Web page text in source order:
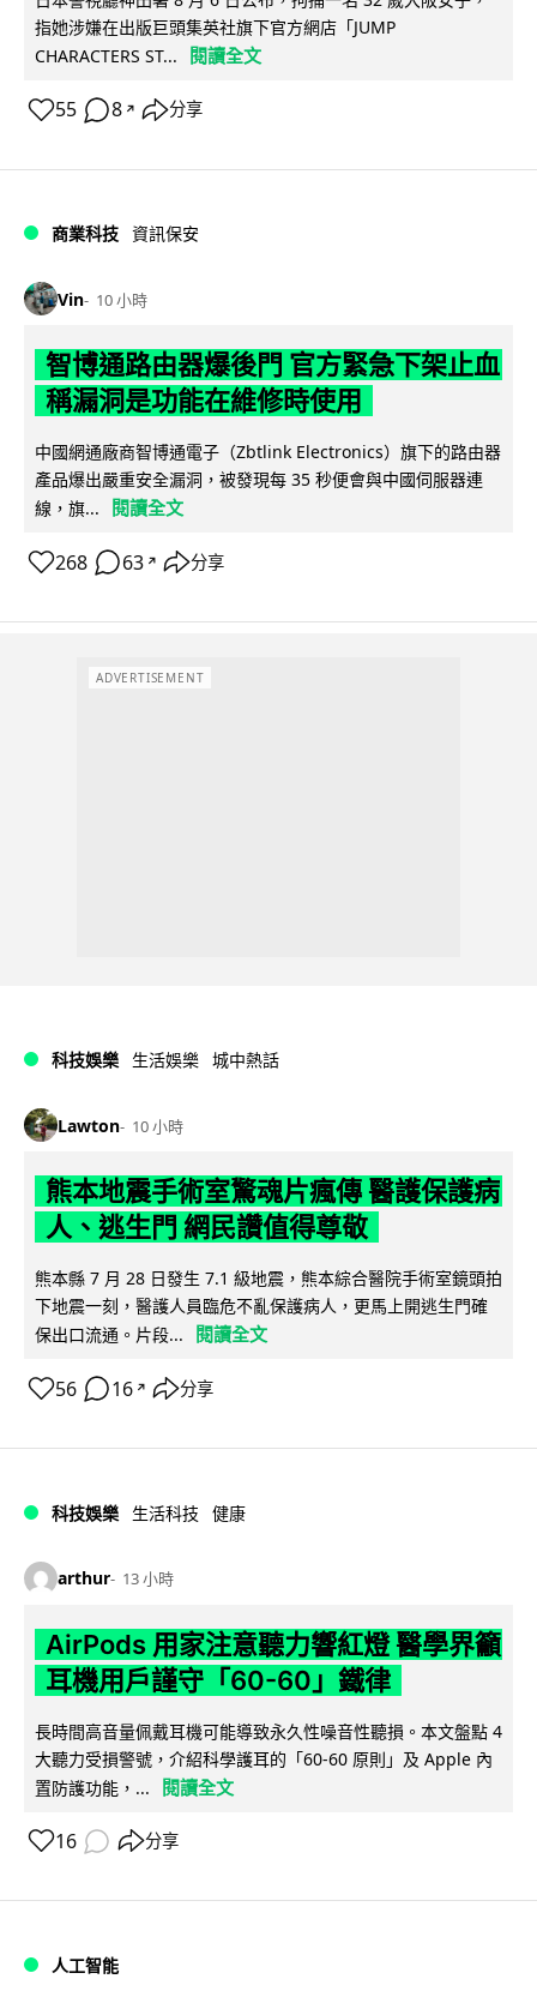
指她涉嫌在出版巨頭集英社旗下官方網店「JUMP
CHARACTERS ST...
閱讀全文
55 8 ↗ 分享
商業科技 資訊保安
Vin 10 小時
智博通路由器爆後門 官方緊急下架止血
稱漏洞是功能在維修時使用
中國網通廠商智博通電子（Zbtlink Electronics）旗下的路由器
產品爆出嚴重安全漏洞，被發現每 35 秒便會與中國伺服器連
線，旗...
閱讀全文
268 63 ↗ 分享
ADVERTISEMENT
科技娛樂 生活娛樂 城中熱話
Lawton 10 小時
熊本地震手術室驚魂片瘋傳 醫護保護病
人、逃生門 網民讚值得尊敬
熊本縣 7 月 28 日發生 7.1 級地震，熊本綜合醫院手術室鏡頭拍
下地震一刻，醫護人員臨危不亂保護病人，更馬上開逃生門確
保出口流通。片段...
閱讀全文
56 16 ↗ 分享
科技娛樂 生活科技 健康
arthur 13 小時
AirPods 用家注意聽力響紅燈 醫學界籲
耳機用戶謹守「60-60」鐵律
長時間高音量佩戴耳機可能導致永久性噪音性聽損。本文盤點 4
大聽力受損警號，介紹科學護耳的「60-60 原則」及 Apple 內
置防護功能，...
閱讀全文
16 分享
人工智能